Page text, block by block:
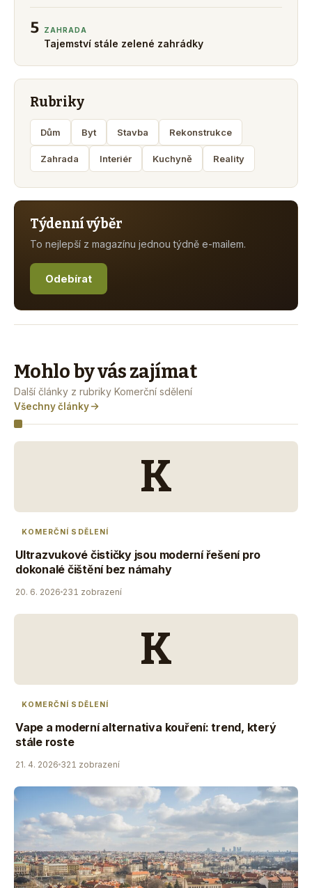
5 ZAHRADA
Tajemství stále zelené zahrádky
Rubriky
Dům Byt Stavba Rekonstrukce
Zahrada Interiér Kuchyně Reality
Týdenní výběr
To nejlepší z magazínu jednou týdně e-mailem.
Odebírat
Mohlo by vás zajímat
Další články z rubriky Komerční sdělení
Všechny články
K
KOMERČNÍ SDĚLENÍ
Ultrazvukové čističky jsou moderní řešení pro
dokonalé čištění bez námahy
20. 6. 2026 231 zobrazení
K
KOMERČNÍ SDĚLENÍ
Vape a moderní alternativa kouření: trend, který
stále roste
21. 4. 2026 321 zobrazení